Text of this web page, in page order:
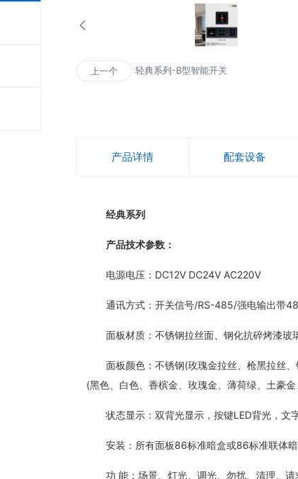
上一个 轻典系列-B型智能开关
产品详情 配套设备
经典系列
产品技术参数：
电源电压：DC12V DC24V AC220V
通讯方式：开关信号/RS-485/强电输出带
面板材质：不锈钢拉丝面、钢化抗碎烤漆玻
面板颜色：不锈钢(玫瑰金拉丝、枪黑拉丝、
(黑色、白色、香槟金、玫瑰金、薄荷绿、土豪
状态显示：双背光显示，按键LED背光，文
安装：所有面板86标准暗盒或86标准联体暗
功 能：场景、灯光、调光、勿扰、清理、请